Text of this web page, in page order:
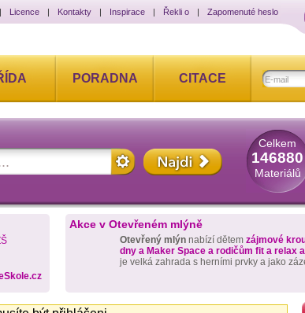
| Licence | Kontakty | Inspirace | Řekli o | Zapomenuté heslo
PORADNA CITACE
Celkem
146880
Materiálů
Akce v Otevřeném mlýně
Otevřený mlýn nabízí dětem zájmové
dny a Maker Space a rodičům fit a relax
je velká zahrada s herními prvky a jako